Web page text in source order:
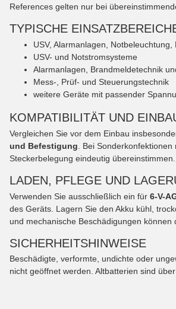
References gelten nur bei
TYPISCHE
USV, Alarmanlagen,
USV- und Notstromsysteme
Alarmanlagen, Brandmeldetechnik
Mess-, Prüf- und Steuerungstechnik
weitere Geräte mit passender
KOMPATIBILITÄT UND
Vergleichen Sie vor dem Einbau
und Befestigung . Bei
Steckerbelegung eindeutig übereinstimmen.
LADEN, PFLEGE UND
Verwenden Sie ausschließlich ein für 6-V-
des Geräts. Lagern Sie den Akku kühl,
und mechanische Beschädigungen können
SICHERHEITSHINWEISE
Beschädigte, verformte, undichte oder
nicht geöffnet werden. Altbatterien sind